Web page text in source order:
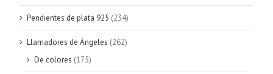
Pendientes de plata 925 (234)
Llamadores de Ángeles (262)
De colores (175)